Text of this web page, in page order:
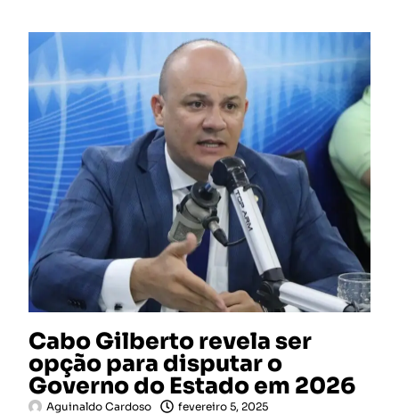
Cabo Gilberto revela ser
opção para disputar o
Governo do Estado em 2026
Aguinaldo Cardoso
fevereiro 5, 2025